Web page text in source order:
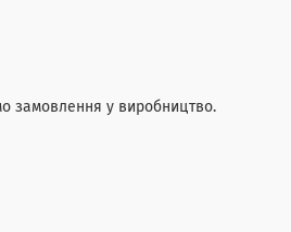
замовлення у виробництво.